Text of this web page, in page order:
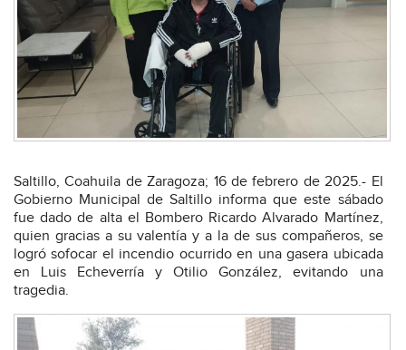
Saltillo, Coahuila de Zaragoza; 16 de febrero de 2025.- El
Gobierno Municipal de Saltillo informa que este sábado
fue dado de alta el Bombero Ricardo Alvarado Martínez,
quien gracias a su valentía y a la de sus compañeros, se
logró sofocar el incendio ocurrido en una gasera ubicada
en Luis Echeverría y Otilio González, evitando una
tragedia.